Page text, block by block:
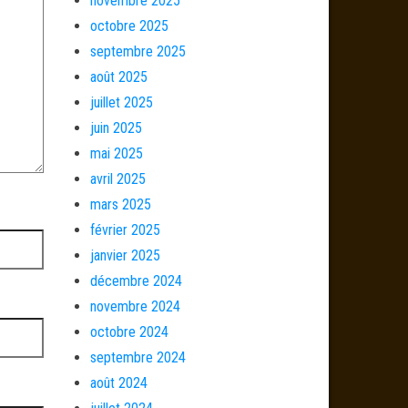
octobre 2025
septembre 2025
août 2025
juillet 2025
juin 2025
mai 2025
avril 2025
mars 2025
février 2025
janvier 2025
décembre 2024
novembre 2024
octobre 2024
septembre 2024
août 2024